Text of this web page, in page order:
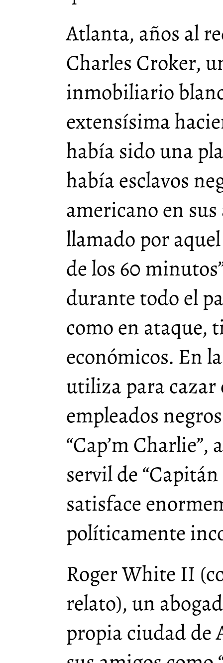
Atlanta, años al
Charles Croker,
inmobiliario
extensísima
había sido una
había esclavos
americano en
llamado por
de los 60
durante todo el
como en ataque,
económicos. En
utiliza para cazar
empleados
“Cap’m
servil de
satisface
políticamente
Roger White II
relato), un
propia ciudad de